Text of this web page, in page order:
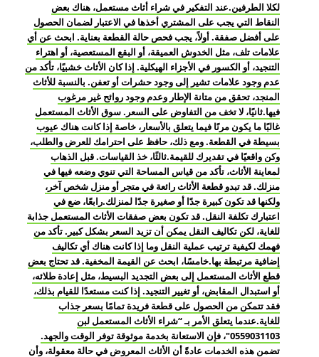
لكلا الطرفين.عند التفكير في شراء أثاث مستعمل، هناك بعض
النقاط التي يجب على المشتري أخذها في الاعتبار لضمان الحصول
على أفضل صفقة. أولاً، يجب فحص حالة القطعة بعناية. ابحث عن أي
علامات تلف، مثل الخدوش العميقة، أو البقع المستعصية، أو اهتراء
التنجيد، أو الكسور في الأجزاء الهيكلية. إذا كان الأثاث خشبيًا، تأكد من
عدم وجود علامات تشير إلى وجود حشرات أو تعفن. بالنسبة للأثاث
المنجد، تحقق من متانة الإطار وعدم وجود روائح غير مرغوب
فيها.ثانيًا، لا تخف من التفاوض على السعر. سوق الأثاث المستعمل
غالبًا ما يكون مرنًا فيما يتعلق بالأسعار، خاصة إذا كانت هناك عيوب
بسيطة في القطعة. ومع ذلك، حافظ على احترامك للعرض والطلب،
وكن واقعيًا في تقديرك للقيمة.ثالثًا، خذ القياسات. قبل الذهاب
لمعاينة الأثاث، تأكد من قياس المساحة التي تنوي وضعه فيها في
منزلك. قد تبدو قطعة الأثاث رائعة في متجر أو منزل شخص آخر،
ولكنها قد تكون كبيرة جدًا أو صغيرة جدًا لمنزلك.رابعًا، ضع في
اعتبارك تكلفة النقل. قد تكون بعض صفقات الأثاث المستعمل جذابة
للغاية، لكن تكاليف النقل يمكن أن تزيد السعر بشكل كبير. تأكد من
فهمك لكيفية ترتيب عملية النقل وما إذا كانت هناك أي تكاليف
إضافية مرتبطة بها.خامسًا، ابحث عن القيمة المخفية. قد تحتاج بعض
قطع الأثاث المستعمل إلى بعض التجديد البسيط، مثل إعادة طلائه،
أو استبدال المقابض، أو تغيير التنجيد. إذا كنت مستعدًا للقيام بذلك،
فقد تتمكن من الحصول على قطعة فريدة تمامًا بسعر جذاب
للغاية.عندما يتعلق الأمر بـ “شراء الأثاث المستعمل لبن
0559031103″، فإن الاستعانة بخدمة موثوقة توفر الوقت والجهد.
تضمن هذه الخدمات عادةً أن الأثاث المعروض في حالة معقولة، وأن